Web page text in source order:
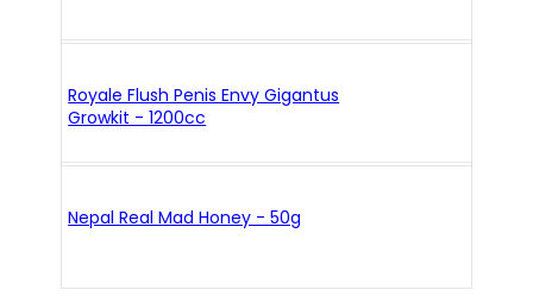
Royale Flush Penis Envy Gigantus
Growkit - 1200cc
Nepal Real Mad Honey - 50g